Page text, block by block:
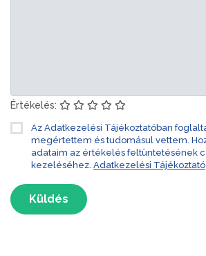
Értékelés:
Az Adatkezelési Tájékoztatóban
megértettem és tudomásul vettem.
adataim az értékelés feltüntetésének
kezeléséhez. Adatkezelési Tájékoztató
Küldés